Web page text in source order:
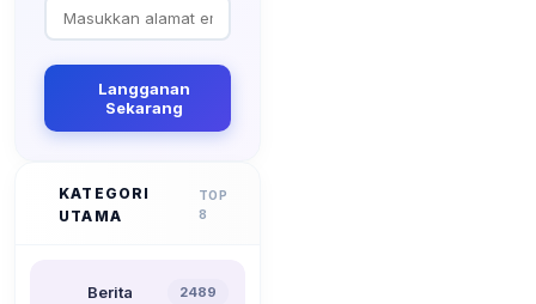
Langganan
Sekarang
KATEGORI
UTAMA
TOP
8
Berita 2489